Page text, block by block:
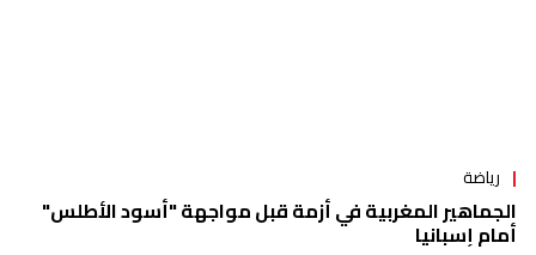
رياضة
الجماهير المغربية في أزمة قبل مواجهة "أسود الأطلس"
أمام إسبانيا